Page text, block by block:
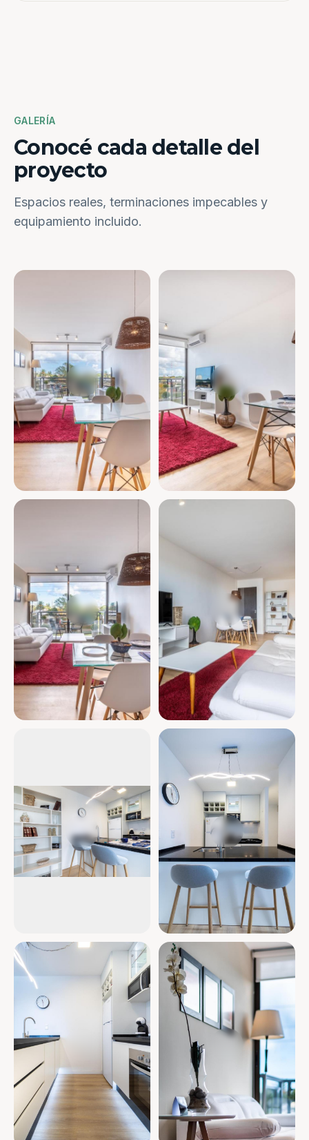
GALERÍA
Conocé cada detalle del
proyecto
Espacios reales, terminaciones impecables y
equipamiento incluido.